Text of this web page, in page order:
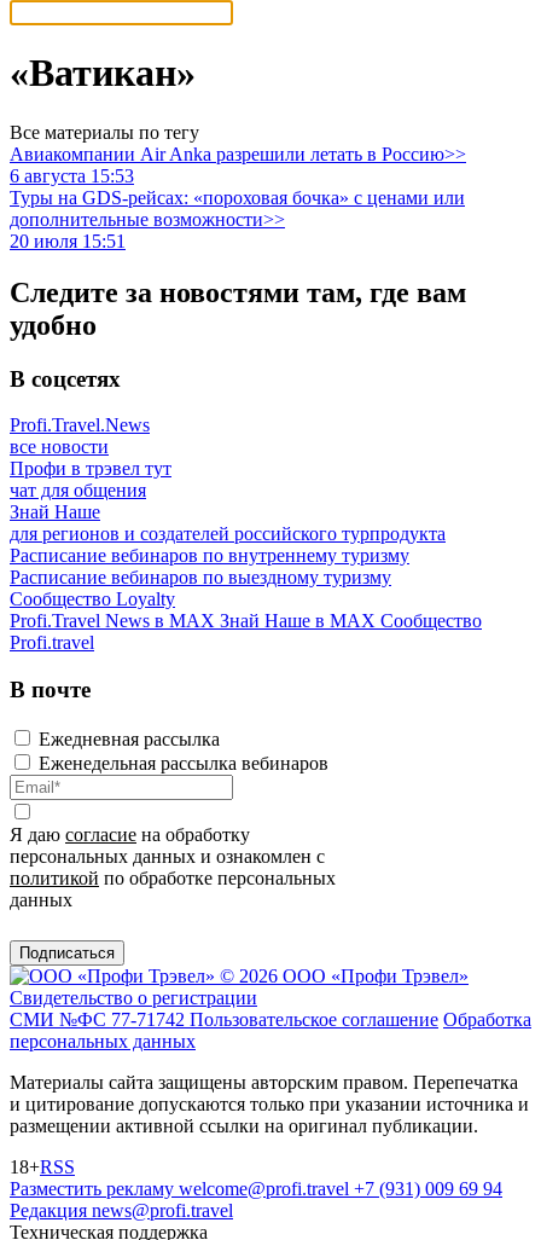
«Ватикан»
Все материалы по тегу
Авиакомпании Air Anka разрешили летать в Россию>>
6 августа 15:53
Туры на GDS-рейсах: «пороховая бочка» с ценами или
дополнительные возможности>>
20 июля 15:51
Следите за новостями там, где вам
удобно
В соцсетях
Profi.Travel.News
все новости
Профи в трэвел тут
чат для общения
Знай Наше
для регионов и создателей российского турпродукта
Расписание вебинаров по внутреннему туризму
Расписание вебинаров по выездному туризму
Сообщество Loyalty
Profi.Travel News в MAX Знай Наше в MAX Сообщество
Profi.travel
В почте
Ежедневная рассылка
Еженедельная рассылка вебинаров
Я даю согласие на обработку
персональных данных и ознакомлен с
политикой по обработке персональных
данных
Подписаться
© 2026 ООО «Профи Трэвeл»
Свидетельство о регистрации
СМИ №ФС 77-71742 Пользовательское соглашение Обработка
персональных данных
Материалы сайта защищены авторским правом. Перепечатка
и цитирование допускаются только при указании источника и
размещении активной ссылки на оригинал публикации.
18+RSS
Разместить рекламу welcome@profi.travel +7 (931) 009 69 94
Редакция news@profi.travel
Техническая поддержка